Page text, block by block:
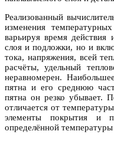
Реализованный
изменения
варьируя время действия
слоя и подложки, но и
тока, напряжения, всей
расчёты, удельный
неравномерен.
пятна и его среднюю
пятна он резко убывает.
отличается от
элементы покрытия и
определённой